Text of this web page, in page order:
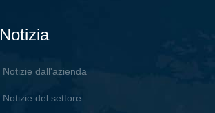
Notizia
Notizie dall'azienda
Notizie del settore